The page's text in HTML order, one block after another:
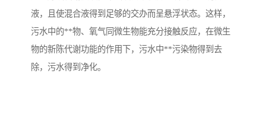
液，且使混合液得到足够的交办而呈悬浮状态。这样，
污水中的**物、氧气同微生物能充分接触反应，在微生
物的新陈代谢功能的作用下，污水中**污染物得到去
除，污水得到净化。
家
屠宰场一体化污水处设备
生产厂家
餐厨垃圾污水处理设备
洗车污水处理设备 变电站污水处理设备
熟食厂污水处理设备